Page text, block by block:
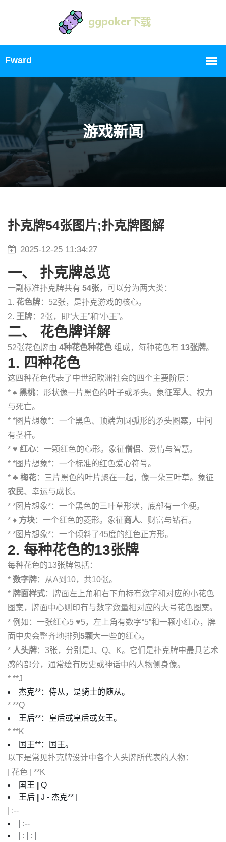
游戏新闻
扑克牌54张图片;扑克牌图解
2025-12-25 11:34:27
一、 扑克牌总览
一副标准扑克牌共有 54张，可以分为两大类：
1. 花色牌：52张，是扑克游戏的核心。
2. 王牌：2张，即“大王”和“小王”。
二、 花色牌详解
52张花色牌由 4种花色种花色 组成，每种花色有 13张牌。
1. 四种花色
这四种花色代表了中世纪欧洲社会的四个主要阶层：
* ♠️ 黑桃：形状像一片黑色的叶子或矛头。象征军人、权力
与死亡。
* *图片想象*：一个黑色、顶端为圆弧形的矛头图案，中间
有茎杆。
* ♥️ 红心：一颗红色的心形。象征僧侣、爱情与智慧。
* *图片想象*：一个标准的红色爱心符号。
* ♣️ 梅花：三片黑色的叶片聚在一起，像一朵三叶草。象征
农民、幸运与成长。
* *图片想象*：一个黑色的三叶草形状，底部有一个梗。
* ♦️ 方块：一个红色的菱形。象征商人、财富与钻石。
* *图片想象*：一个倾斜了45度的红色正方形。
2. 每种花色的13张牌
每种花色的13张牌包括：
* 数字牌：从A到10，共10张。
* 牌面样式：牌面左上角和右下角标有数字和对应的小花色
图案，牌面中心则印有与数字数量相对应的大号花色图案。
* 例如：一张红心5 ♥5，左上角有数字“5”和一颗小红心，牌
面中央会整齐地排列 5颗大一些的红心。
* 人头牌：3张，分别是J、Q、K。它们是扑克牌中最具艺术
感的部分，通常绘有历史或神话中的人物侧身像。
* **J
杰克**：侍从，是骑士的随从。
* **Q
王后**：皇后或皇后或女王。
* **K
国王**：国王。
以下是常见扑克牌设计中各个人头牌所代表的人物：
| 花色 | **K
国王
Q
王后
J - 杰克** |
| :--
| :--
| : | : |